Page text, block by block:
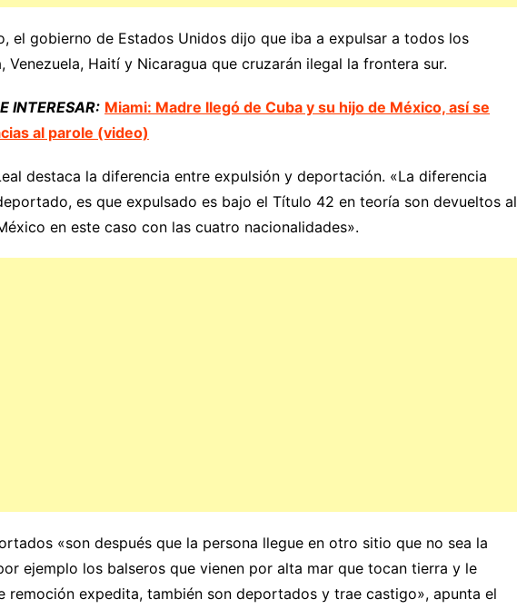
el gobierno de Estados Unidos dijo que iba a expulsar a todos los
Venezuela, Haití y Nicaragua que cruzarán ilegal la frontera sur.
INTERESAR: Miami: Madre llegó de Cuba y su hijo de México, así se
al parole (video)
destaca la diferencia entre expulsión y deportación. «La diferencia
es que expulsado es bajo el Título 42 en teoría son devueltos al
en este caso con las cuatro nacionalidades».
«son después que la persona llegue en otro sitio que no sea la
ejemplo los balseros que vienen por alta mar que tocan tierra y le
remoción expedita, también son deportados y trae castigo», apunta el